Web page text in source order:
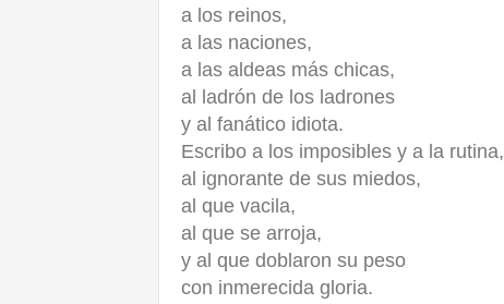
a los reinos,
a las naciones,
a las aldeas más chicas,
al ladrón de los ladrones
y al fanático idiota.
Escribo a los imposibles y a la rutina,
al ignorante de sus miedos,
al que vacila,
al que se arroja,
y al que doblaron su peso
con inmerecida gloria.